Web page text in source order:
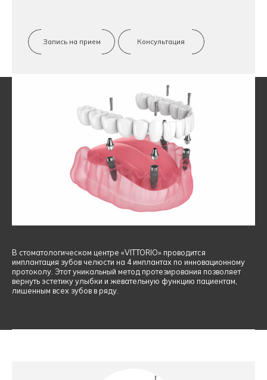
Запись на прием Консультация
В стоматологическом центре «VITTORIO» проводится
имплантация зубов челюсти на 4 имплантах по инновационному
протоколу. Этот уникальный метод протезирования позволяет
вернуть эстетику улыбки и жевательную функцию пациентам,
лишенным всех зубов в ряду.